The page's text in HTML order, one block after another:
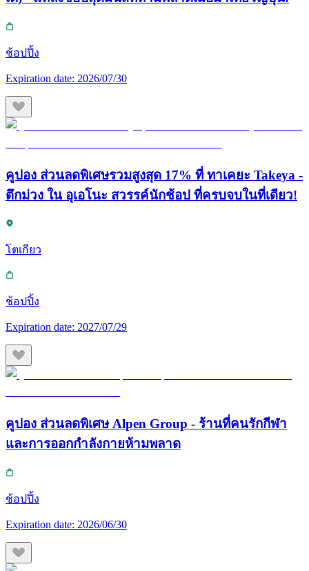
ช้อปปิ้ง
Expiration date: 2026/07/30
คูปอง ส่วนลดพิเศษรวมสูงสุด 17% ที่ ทาเคยะ Takeya -
ตึกม่วง ใน อุเอโนะ สวรรค์นักช้อป ที่ครบจบในที่เดียว!
โตเกียว
ช้อปปิ้ง
Expiration date: 2027/07/29
คูปอง ส่วนลดพิเศษ Alpen Group - ร้านที่คนรักกีฬา
และการออกกำลังกายห้ามพลาด
ช้อปปิ้ง
Expiration date: 2026/06/30